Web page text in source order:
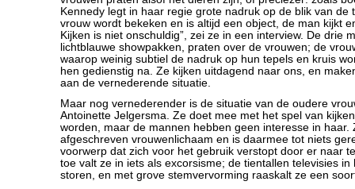
Kennedy legt in haar regie grote nadruk op de blik van de
vrouw wordt bekeken en is altijd een object, de man kijkt
Kijken is niet onschuldig”, zei ze in een interview. De drie
lichtblauwe showpakken, praten over de vrouwen; de
waarop weinig subtiel de nadruk op hun tepels en kruis
hen gedienstig na. Ze kijken uitdagend naar ons, en
aan de vernederende situatie.
Maar nog vernederender is de situatie van de oudere
Antoinette Jelgersma. Ze doet mee met het spel van
worden, maar de mannen hebben geen interesse in haar.
afgeschreven vrouwenlichaam en is daarmee tot niets
voorwerp dat zich voor het gebruik verstopt door er naar
toe valt ze in iets als excorsisme; de tientallen televisies in
storen, en met grove stemvervorming raaskalt ze een